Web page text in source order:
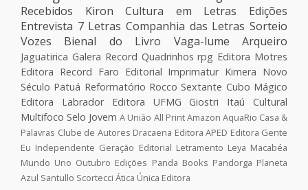
Recebidos
Kiron
Cultura em Letras Edições
Entrevista 7 Letras Companhia das Letras Sorteio
Vozes
Bienal do Livro Vaga-lume Arqueiro
Jaguatirica Galera Record Quadrinhos rpg Editora Motres
Editora Record Faro Editorial Imprimatur Kimera Novo
Século Patuá Reformatório Rocco Sextante Cubo Mágico
Editora Labrador
Editora UFMG Giostri
Itaú Cultural
Multifoco Selo Jovem A União All PrintAmazon AquaRio Casa &
Palavras Clube de Autores Dracaena Editora APED Editora Gente
Eu Independente Geração Editorial Letramento Leya Macabéa
Mundo Uno Outubro Edições Panda Books Pandorga Planeta
Azul Santullo Scortecci Ática Única Editora